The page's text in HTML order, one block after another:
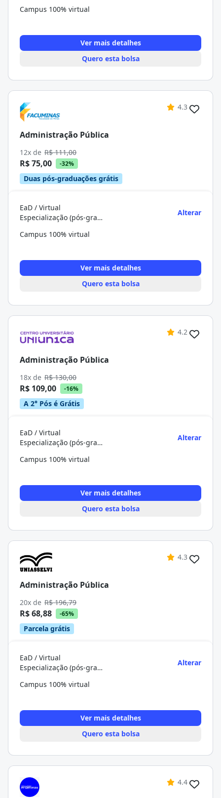
Campus 100% virtual
Ver mais detalhes
Quero esta bolsa
4.3
Administração Pública
12x de R$ 111,00
R$ 75,00 -32%
Duas pós-graduações grátis
EaD / Virtual
Especialização (pós-graduação)
Alterar
Campus 100% virtual
Ver mais detalhes
Quero esta bolsa
4.2
Administração Pública
18x de R$ 130,00
R$ 109,00 -16%
A 2° Pós é Grátis
EaD / Virtual
Especialização (pós-graduação)
Alterar
Campus 100% virtual
Ver mais detalhes
Quero esta bolsa
4.3
Administração Pública
20x de R$ 196,79
R$ 68,88 -65%
Parcela grátis
EaD / Virtual
Especialização (pós-graduação)
Alterar
Campus 100% virtual
Ver mais detalhes
Quero esta bolsa
4.4